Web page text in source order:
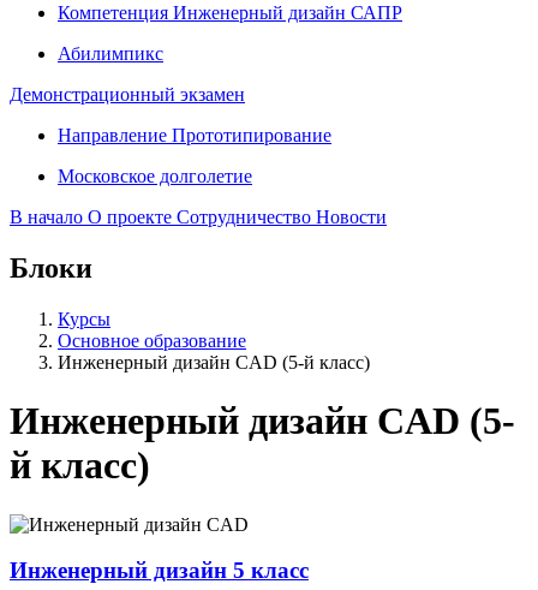
Компетенция Инженерный дизайн САПР
Абилимпикс
Демонстрационный экзамен
Направление Прототипирование
Московское долголетие
В начало О проекте Сотрудничество Новости
Блоки
Курсы
Основное образование
Инженерный дизайн CAD (5-й класс)
Инженерный дизайн CAD (5-
й класс)
Инженерный дизайн 5 класс